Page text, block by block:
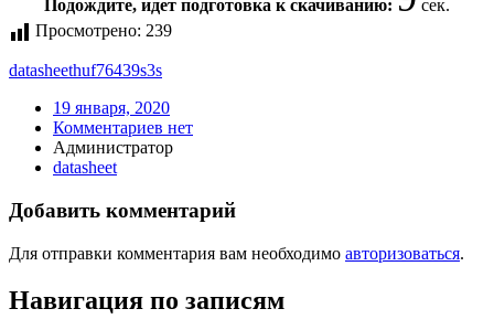
Подождите, идет подготовка к скачиванию:
сек.
Просмотрено: 239
datasheethuf76439s3s
19 января, 2020
Комментариев нет
Администратор
datasheet
Добавить комментарий
Для отправки комментария вам необходимо авторизоваться.
Навигация по записям